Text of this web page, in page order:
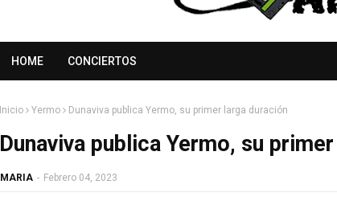
HOME CONCIERTOS
Inicio Yermo Dunaviva publica Yermo, su primer larga duración
Dunaviva publica Yermo, su
MARIA - Febrero 04, 2023